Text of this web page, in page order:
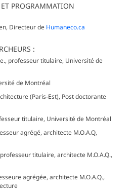
PROGRAMMATION
Directeur de Humaneco.ca
:
professeur titulaire, Université de
de Montréal
(Paris-Est), Post doctorante
titulaire, Université de Montréal
agrégé, architecte M.O.A.Q,
professeur titulaire, architecte M.O.A.Q.,
agrégée, architecte M.O.A.Q.,